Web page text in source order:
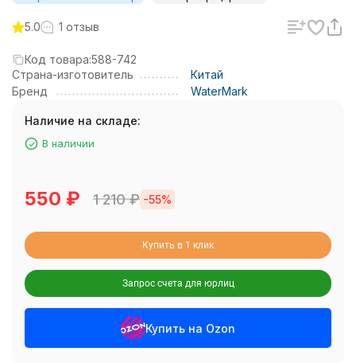
5.0 1 отзыв
Код товара:588-742
Страна-изготовитель
Китай
Бренд
WaterMark
Наличие на складе:
В наличии
550 ₽ 1 210₽ -55%
Купить в 1 клик
Запрос счета для юрлиц
Купить на Ozon